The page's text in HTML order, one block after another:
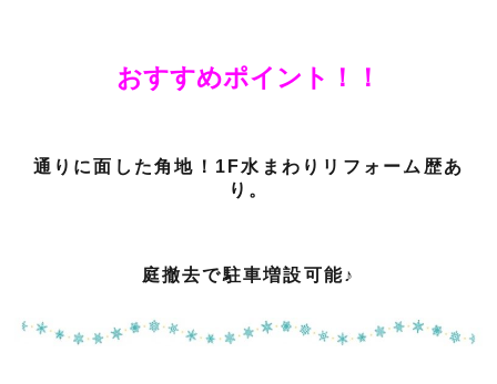
おすすめポイント！！
通りに面した角地！1F水まわりリフォーム歴あ
り。
庭撤去で駐車増設可能♪